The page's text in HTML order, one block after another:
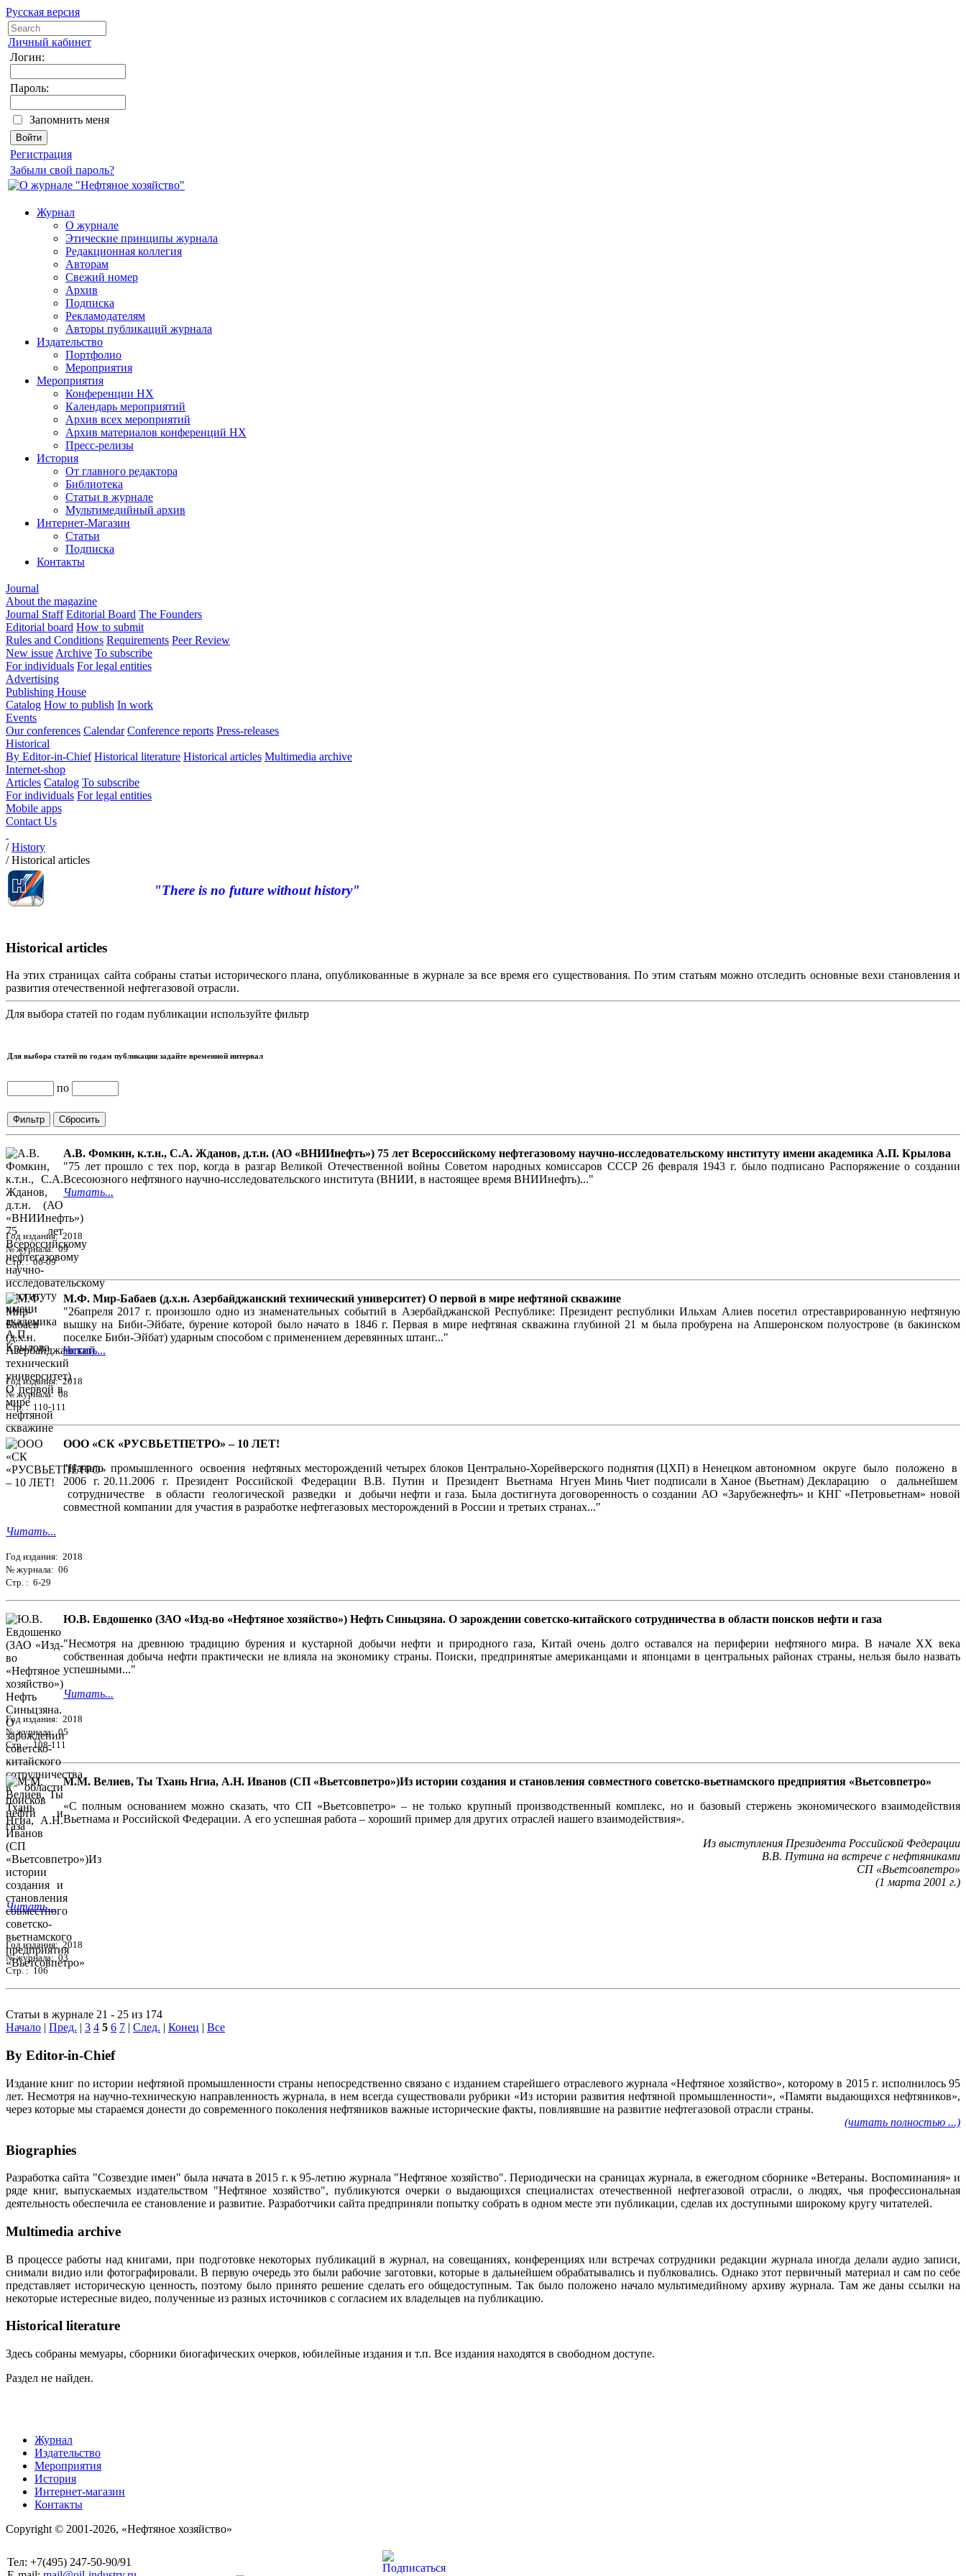
Русская версия
Личный кабинет
Логин:
Пароль:
Запомнить меня
Регистрация
Забыли свой пароль?
Журнал
О журнале
Этические принципы журнала
Редакционная коллегия
Авторам
Свежий номер
Архив
Подписка
Рекламодателям
Авторы публикаций журнала
Издательство
Портфолио
Мероприятия
Мероприятия
Конференции НХ
Календарь мероприятий
Архив всех мероприятий
Архив материалов конференций НХ
Пресс-релизы
История
От главного редактора
Библиотека
Статьи в журнале
Мультимедийный архив
Интернет-Магазин
Статьи
Подписка
Контакты
Journal
About the magazine
Journal Staff Editorial Board The Founders
Editorial board How to submit
Rules and Conditions Requirements Peer Review
New issue Archive To subscribe
For individuals For legal entities
Advertising
Publishing House
Catalog How to publish In work
Events
Our conferences Calendar Conference reports Press-releases
Historical
By Editor-in-Chief Historical literature Historical articles Multimedia archive
Internet-shop
Articles Catalog To subscribe
For individuals For legal entities
Mobile apps
Contact Us
/History
/Historical articles
"There is no future without history"
Historical articles
На этих страницах сайта собраны статьи исторического плана, опубликованные в журнале за все время его существования. По этим статьям можно отследить основные вехи становления и
развития отечественной нефтегазовой отрасли.
Для выбора статей по годам публикации используйте фильтр
Для выбора статей по годам публикации задайте временной интервал
по
А.В. Фомкин, к.т.н., С.А. Жданов, д.т.н. (АО «ВНИИнефть») 75 лет Всероссийскому нефтегазовому научно-исследовательскому институту имени академика А.П. Крылова
"75 лет прошло с тех пор, когда в разгар Великой Отечественной войны Советом народных комиссаров СССР 26 февраля 1943 г. было подписано Распоряжение о создании
Всесоюзного нефтяного научно-исследовательского института (ВНИИ, в настоящее время ВНИИнефть)..."
Читать...
Год издания: 2018
№ журнала: 09
Стр. : 06-09
М.Ф. Мир-Бабаев (д.х.н. Азербайджанский технический университет) О первой в мире нефтяной скважине
"26апреля 2017 г. произошло одно из знаменательных событий в Азербайджанской Республике: Президент республики Ильхам Алиев посетил отреставрированную нефтяную
вышку на Биби-Эйбате, бурение которой было начато в 1846 г. Первая в мире нефтяная скважина глубиной 21 м была пробурена на Апшеронском полуострове (в бакинском
поселке Биби-Эйбат) ударным способом с применением деревянных штанг..."
Читать...
Год издания: 2018
№ журнала: 08
Стр. : 110-111
ООО «СК «РУСВЬЕТПЕТРО» – 10 ЛЕТ!
"Начало промышленного освоения нефтяных месторождений четырех блоков Центрально-Хорейверского поднятия (ЦХП) в Ненецком автономном округе было положено в
2006 г. 20.11.2006 г. Президент Российской Федерации В.В. Путин и Президент Вьетнама Нгуен Минь Чиет подписали в Ханое (Вьетнам) Декларацию о дальнейшем
сотрудничестве в области геологической разведки и добычи нефти и газа. Была достигнута договоренность о создании АО «Зарубежнефть» и КНГ «Петровьетнам» новой
совместной компании для участия в разработке нефтегазовых месторождений в России и третьих странах..."
Читать...
Год издания: 2018
№ журнала: 06
Стр. : 6-29
Ю.В. Евдошенко (ЗАО «Изд-во «Нефтяное хозяйство») Нефть Синьцзяна. О зарождении советско-китайского сотрудничества в области поисков нефти и газа
"Несмотря на древнюю традицию бурения и кустарной добычи нефти и природного газа, Китай очень долго оставался на периферии нефтяного мира. В начале ХХ века
собственная добыча нефти практически не влияла на экономику страны. Поиски, предпринятые американцами и японцами в центральных районах страны, нельзя было назвать
успешными..."
Читать...
Год издания: 2018
№ журнала: 05
Стр. : 108-111
М.М. Велиев, Ты Тхань Нгиа, А.Н. Иванов (СП «Вьетсовпетро»)Из истории создания и становления совместного советско-вьетнамского предприятия «Вьетсовпетро»
«С полным основанием можно сказать, что СП «Вьетсовпетро» – не только крупный производственный комплекс, но и базовый стержень экономического взаимодействия
Вьетнама и Российской Федерации. А его успешная работа – хороший пример для других отраслей нашего взаимодействия».
Из выступления Президента Российской Федерации
В.В. Путина на встрече с нефтяниками
СП «Вьетсовпетро»
(1 марта 2001 г.)
Читать...
Год издания: 2018
№ журнала: 03
Стр. : 106
Статьи в журнале 21 - 25 из 174
Начало | Пред. | 3 4 5 6 7 | След. | Конец | Все
By Editor-in-Chief
Издание книг по истории нефтяной промышленности страны непосредственно связано с изданием старейшего отраслевого журнала «Нефтяное хозяйство», которому в 2015 г. исполнилось 95
лет. Несмотря на научно-техническую направленность журнала, в нем всегда существовали рубрики «Из истории развития нефтяной промышленности», «Памяти выдающихся нефтяников»,
через которые мы стараемся донести до современного поколения нефтяников важные исторические факты, повлиявшие на развитие нефтегазовой отрасли страны.
(читать полностью ...)
Biographies
Разработка сайта "Созвездие имен" была начата в 2015 г. к 95-летию журнала "Нефтяное хозяйство". Периодически на сраницах журнала, в ежегодном сборнике «Ветераны. Воспоминания» и
ряде книг, выпускаемых издательством "Нефтяное хозяйство", публикуются очерки о выдающихся специалистах отечественной нефтегазовой отрасли, о людях, чья профессиональная
деятельность обеспечила ее становление и развитие. Разработчики сайта предприняли попытку собрать в одном месте эти публикации, сделав их доступными широкому кругу читателей.
Multimedia archive
В процессе работы над книгами, при подготовке некоторых публикаций в журнал, на совещаниях, конференциях или встречах сотрудники редакции журнала иногда делали аудио записи,
снимали видио или фотографировали. В первую очередь это были рабочие заготовки, которые в дальнейшем обрабатывались и публковались. Однако этот первичный материал и сам по себе
представляет историческую ценность, поэтому было принято решение сделать его общедоступным. Так было положено начало мультимедийному архиву журнала. Там же даны ссылки на
некоторые истересные видео, полученные из разных источников с согласием их владельцев на публикацию.
Historical literature
Здесь собраны мемуары, сборники биогафических очерков, юбилейные издания и т.п. Все издания находятся в свободном доступе.
Раздел не найден.
Журнал
Издательство
Мероприятия
История
Интернет-магазин
Контакты
Copyright © 2001-2026, «Нефтяное хозяйство»
Тел: +7(495) 247-50-90/91